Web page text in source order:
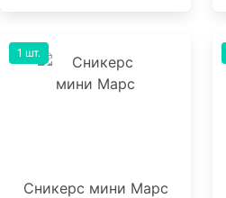
Сникерс мини Марс
1 шт.